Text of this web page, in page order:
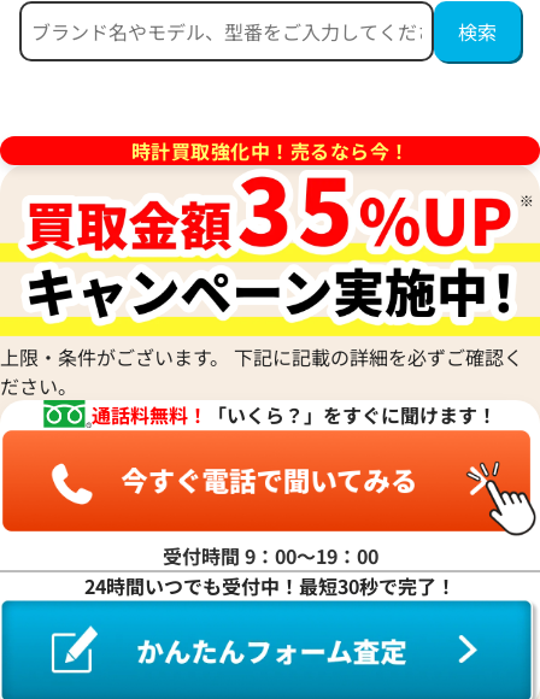
格
日時点の参考買取価格です
参考買取価格
1,620,000円
※2025年11月9日時点の参考
ントス WGSA0011
カルティエ パンテール ドゥ
参考買取価格
時計買取強化中！売るなら今！
上限・条件がございます。 下記に記載の詳細を必ずご確認く
ださい。
通話料無料！
「いくら？」をすぐに聞けます！
受付時間 9：00〜19：00
24時間いつでも受付中！最短30秒で完了！